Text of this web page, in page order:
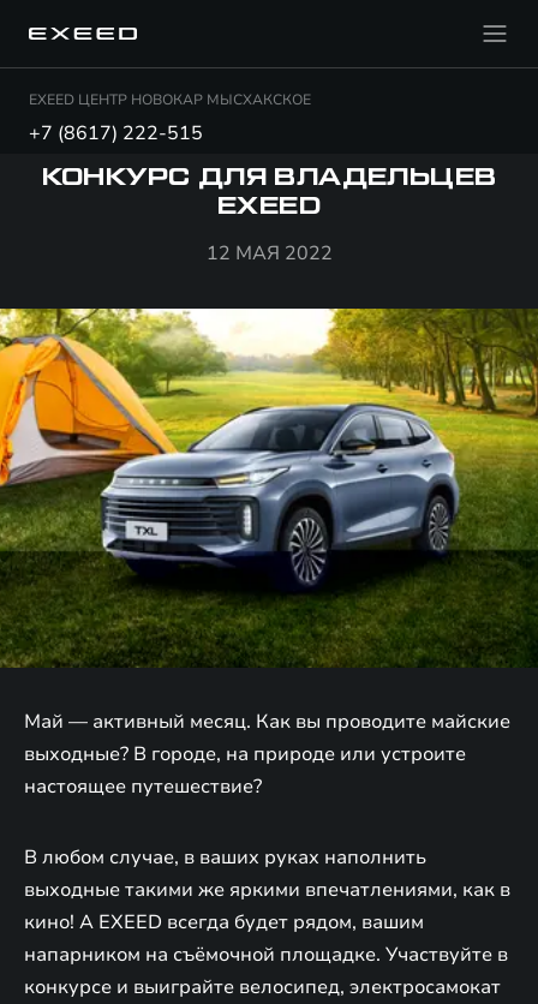
EXEED ЦЕНТР НОВОКАР МЫСХАКСКОЕ
+7 (8617) 222-515
КОНКУРС ДЛЯ ВЛАДЕЛЬЦЕВ
EXEED
12 МАЯ 2022
Май — активный месяц. Как вы проводите майские
выходные? В городе, на природе или устроите
настоящее путешествие?
В любом случае, в ваших руках наполнить
выходные такими же яркими впечатлениями, как в
кино! А EXEED всегда будет рядом, вашим
напарником на съёмочной площадке. Участвуйте в
конкурсе и выиграйте велосипед, электросамокат